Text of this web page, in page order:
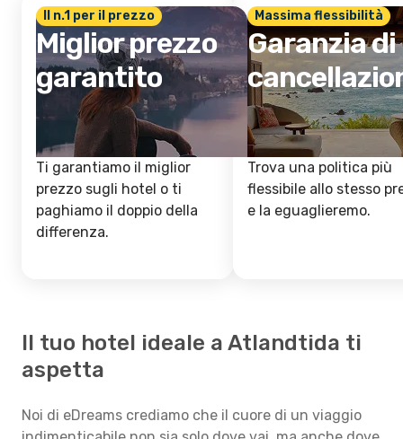
Il n.1 per il prezzo
Miglior prezzo
garantito
Ti garantiamo il miglior
prezzo sugli hotel o ti
paghiamo il doppio della
differenza.
Massima flessibilità
Garanzia di
Trova una politica più
flessibile allo stesso
e la eguaglieremo.
Il tuo hotel ideale a Atlandtida ti
aspetta
Noi di eDreams crediamo che il cuore di un viaggio